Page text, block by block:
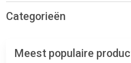
Categorieën
Meest populaire